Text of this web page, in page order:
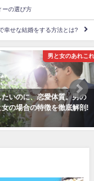
ーの選び方
幸せな結婚をする方法とは?
男と女のあれこれ
いのに、恋愛体質。男の
の場合の特徴を徹底解剖!